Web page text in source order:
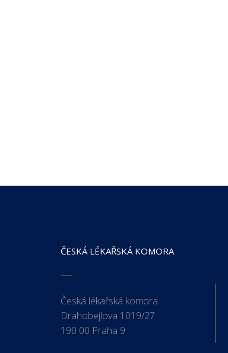
ČESKÁ LÉKAŘSKÁ KOMORA
Česká lékařská komora
Drahobejlova 1019/27
190 00 Praha 9